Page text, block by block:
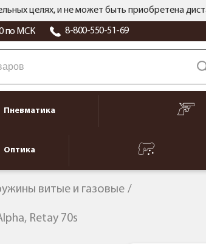
целях, и не может быть приобретена
по МСК 8-800-550-51-69
Пневматика
Оптика
витые и газовые
Retay 70s